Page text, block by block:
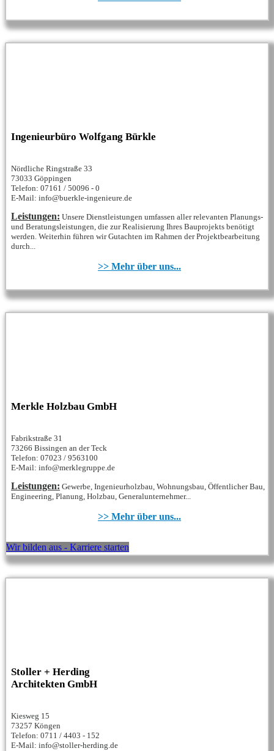
Ingenieurbüro Wolfgang Bürkle
Nördliche Ringstraße 33
73033 Göppingen
Telefon: 07161 / 50096 - 0
E-Mail: info@buerkle-ingenieure.de
Leistungen: Unsere Dienstleistungen umfassen aller relevanten Planungs-
und Beratungsleistungen, die zur Realisierung Ihres Bauprojekts benötigt
werden. Weiterhin führen wir Gutachten im Rahmen der Projektbearbeitung
durch...
>> Mehr über uns...
Merkle Holzbau GmbH
Fabrikstraße 31
73266 Bissingen an der Teck
Telefon: 07023 / 9563100
E-Mail: info@merklegruppe.de
Leistungen: Gewerbe, Ingenieurholzbau, Wohnungsbau, Öffentlicher Bau,
Engineering, Planung, Holzbau, Generalunternehmer...
>> Mehr über uns...
Wir bilden aus - Karriere starten
Stoller + Herding
Architekten GmbH
Kiesweg 15
73257 Köngen
Telefon: 0711 / 4403 - 152
E-Mail: info@stoller-herding.de